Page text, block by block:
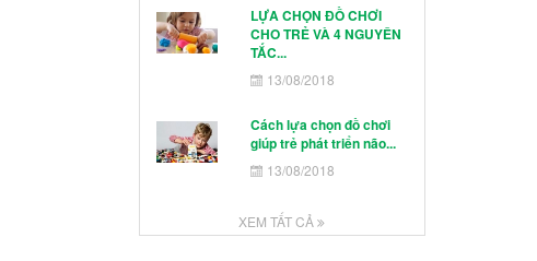
LỰA CHỌN ĐỒ CHƠI
CHO TRẺ VÀ 4 NGUYÊN
TẮC...
13/08/2018
Cách lựa chọn đồ chơi
giúp trẻ phát triển não...
13/08/2018
XEM TẤT CẢ